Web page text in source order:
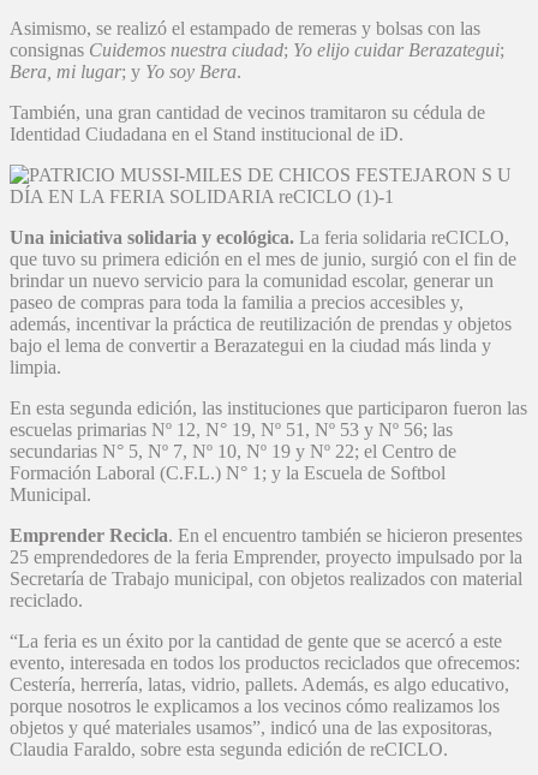
Asimismo, se realizó el estampado de remeras y bolsas con las
consignas Cuidemos nuestra ciudad; Yo elijo cuidar Berazategui;
Bera, mi lugar; y Yo soy Bera.
También, una gran cantidad de vecinos tramitaron su cédula de
Identidad Ciudadana en el Stand institucional de iD.
Una iniciativa solidaria y ecológica. La feria solidaria reCICLO,
que tuvo su primera edición en el mes de junio, surgió con el fin de
brindar un nuevo servicio para la comunidad escolar, generar un
paseo de compras para toda la familia a precios accesibles y,
además, incentivar la práctica de reutilización de prendas y objetos
bajo el lema de convertir a Berazategui en la ciudad más linda y
limpia.
En esta segunda edición, las instituciones que participaron fueron las
escuelas primarias Nº 12, N° 19, Nº 51, Nº 53 y Nº 56; las
secundarias N° 5, Nº 7, Nº 10, Nº 19 y Nº 22; el Centro de
Formación Laboral (C.F.L.) N° 1; y la Escuela de Softbol
Municipal.
Emprender Recicla. En el encuentro también se hicieron presentes
25 emprendedores de la feria Emprender, proyecto impulsado por la
Secretaría de Trabajo municipal, con objetos realizados con material
reciclado.
“La feria es un éxito por la cantidad de gente que se acercó a este
evento, interesada en todos los productos reciclados que ofrecemos:
Cestería, herrería, latas, vidrio, pallets. Además, es algo educativo,
porque nosotros le explicamos a los vecinos cómo realizamos los
objetos y qué materiales usamos”, indicó una de las expositoras,
Claudia Faraldo, sobre esta segunda edición de reCICLO.